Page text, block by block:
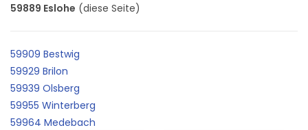
59889 Eslohe (diese Seite)
59909 Bestwig
59929 Brilon
59939 Olsberg
59955 Winterberg
59964 Medebach